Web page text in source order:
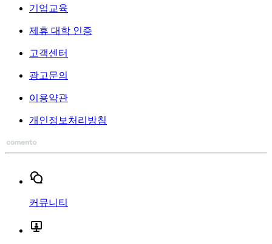
기업교육
제휴 대학 인증
고객센터
광고문의
이용약관
개인정보처리방침
커뮤니티